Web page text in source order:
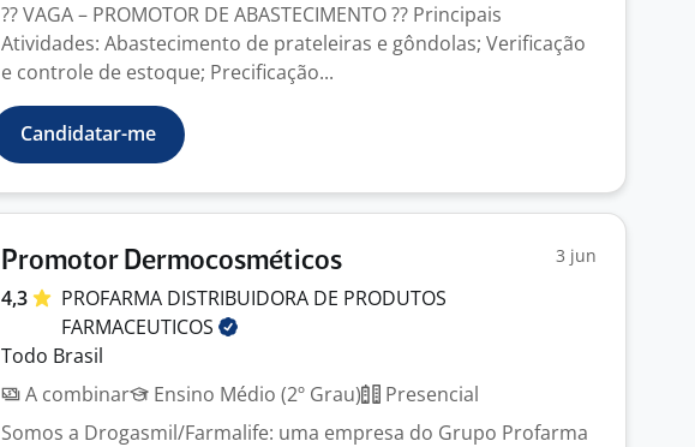
?? VAGA – PROMOTOR DE ABASTECIMENTO ?? Principais
Atividades: Abastecimento de prateleiras e gôndolas; Verificação
e controle de estoque; Precificação...
Candidatar-me
Promotor Dermocosméticos 3 jun
4,3
PROFARMA DISTRIBUIDORA DE PRODUTOS
FARMACEUTICOS
Todo Brasil
A combinar
Ensino Médio (2º Grau)
Presencial
Somos a Drogasmil/Farmalife: uma empresa do Grupo Profarma